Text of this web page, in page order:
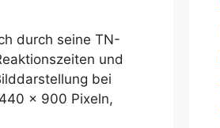
durch seine TN-
und
bei
x 900 Pixeln,